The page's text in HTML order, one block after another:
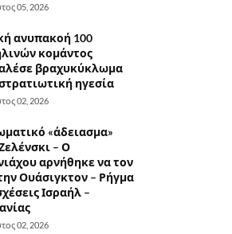
05, 2026
ανυπακοή 100
κομάντος
βραχυκύκλωμα
ηγεσία
02, 2026
«άδειασμα»
– Ο
αρνήθηκε να τον
Ουάσιγκτον – Ρήγμα
Ισραήλ –
02, 2026